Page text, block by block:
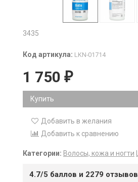
3435
Код артикула: LKN-01714
1 750 ₽
Купить
Добавить в желания
Добавить к сравнению
Категории: Волосы, кожа и ногти
4.7/5 баллов и 2279 отзывов